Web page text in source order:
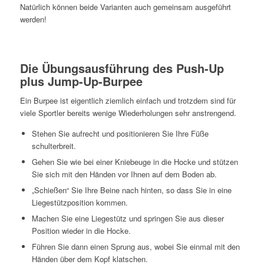
Natürlich können beide Varianten auch gemeinsam ausgeführt
werden!
Die Übungsausführung des Push-Up
plus Jump-Up-Burpee
Ein Burpee ist eigentlich ziemlich einfach und trotzdem sind für
viele Sportler bereits wenige Wiederholungen sehr anstrengend.
Stehen Sie aufrecht und positionieren Sie Ihre Füße
schulterbreit.
Gehen Sie wie bei einer Kniebeuge in die Hocke und stützen
Sie sich mit den Händen vor Ihnen auf dem Boden ab.
„Schießen“ Sie Ihre Beine nach hinten, so dass Sie in eine
Liegestützposition kommen.
Machen Sie eine Liegestütz und springen Sie aus dieser
Position wieder in die Hocke.
Führen Sie dann einen Sprung aus, wobei Sie einmal mit den
Händen über dem Kopf klatschen.